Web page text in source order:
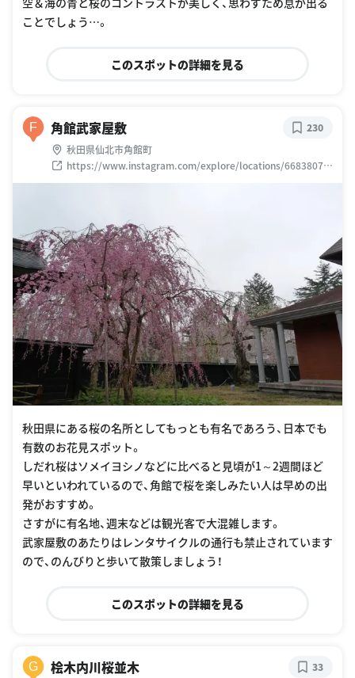
ことでしょう…。
このスポットの詳細を見る
F 角館武家屋敷
秋田県仙北市角館町
https://www.instagram.com/explore/locations/66838070
8
230
秋田県にある桜の名所としてもっとも有名であろう、日本でも
有数のお花見スポット。
しだれ桜はソメイヨシノなどに比べると見頃が1～2週間ほど
早いといわれているので、角館で桜を楽しみたい人は早めの出
発がおすすめ。
さすがに有名地、週末などは観光客で大混雑します。
武家屋敷のあたりはレンタサイクルの通行も禁止されています
ので、のんびりと歩いて散策しましょう！
このスポットの詳細を見る
G 桧木内川桜並木 33